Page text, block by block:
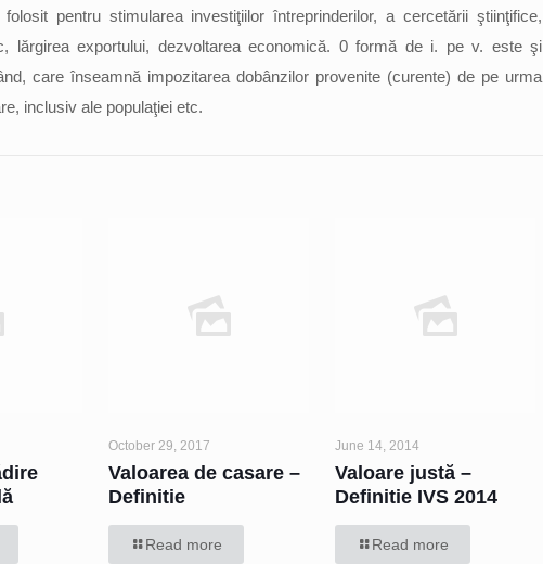
pentru stimularea investiţiilor întreprinderilor, a cercetării ştiinţifice,
lărgirea exportului, dezvoltarea economică. 0 formă de i. pe v. este şi
care înseamnă impozitarea dobânzilor provenite (curente) de pe urma
inclusiv ale populaţiei etc.
October 29, 2017
Valoarea de casare –
Definitie
Read more
June 14, 2014
Valoare justă –
Definitie IVS 2014
Read more